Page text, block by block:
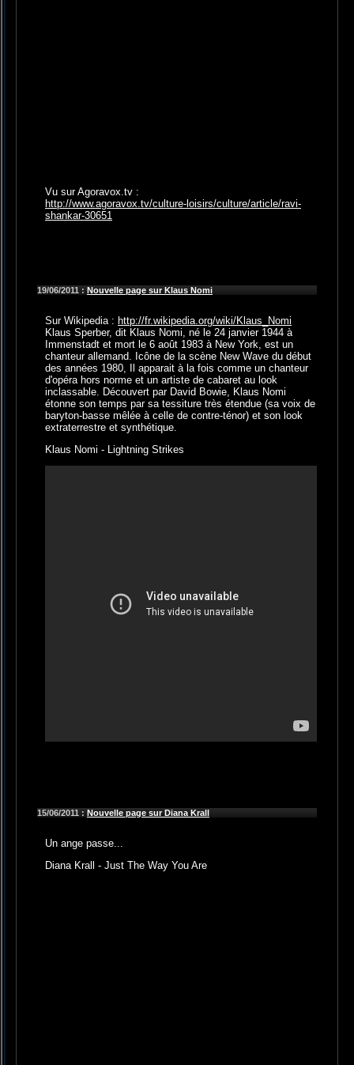
Vu sur Agoravox.tv :
http://www.agoravox.tv/culture-loisirs/culture/article/ravi-
shankar-30651
19/06/2011 : Nouvelle page sur Klaus Nomi
Sur Wikipedia : http://fr.wikipedia.org/wiki/Klaus_Nomi
Klaus Sperber, dit Klaus Nomi, né le 24 janvier 1944 à
Immenstadt et mort le 6 août 1983 à New York, est un
chanteur allemand. Icône de la scène New Wave du début
des années 1980, Il apparait à la fois comme un chanteur
d'opéra hors norme et un artiste de cabaret au look
inclassable. Découvert par David Bowie, Klaus Nomi
étonne son temps par sa tessiture très étendue (sa voix de
baryton-basse mêlée à celle de contre-ténor) et son look
extraterrestre et synthétique.
Klaus Nomi - Lightning Strikes
15/06/2011 : Nouvelle page sur Diana Krall
Un ange passe...
Diana Krall - Just The Way You Are